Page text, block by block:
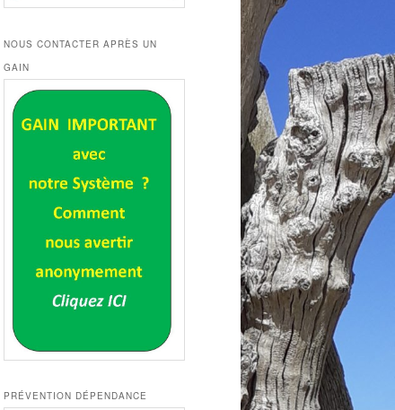
NOUS CONTACTER APRÈS UN
GAIN
PRÉVENTION DÉPENDANCE